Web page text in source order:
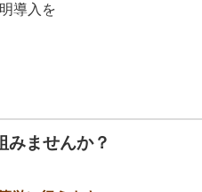
導入を
みませんか？